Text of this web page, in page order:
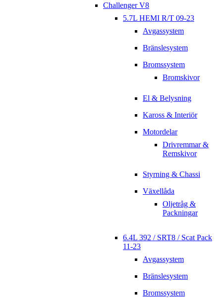
Challenger V8
5.7L HEMI R/T 09-23
Avgassystem
Bränslesystem
Bromssystem
Bromskivor
El & Belysning
Kaross & Interiör
Motordelar
Drivremmar &
Remskivor
Styrning & Chassi
Växellåda
Oljetråg &
Packningar
6.4L 392 / SRT8 / Scat Pack
11-23
Avgassystem
Bränslesystem
Bromssystem